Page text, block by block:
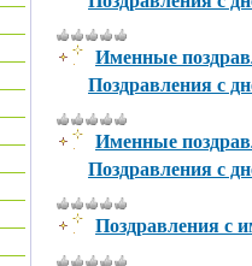
Именные
Поздравления с
Именные
Поздравления с
Поздравления с